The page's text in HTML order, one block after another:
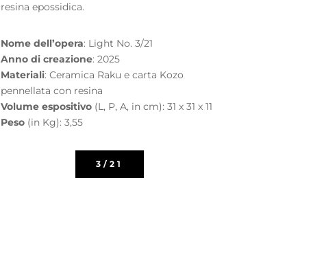
resina epossidica.
Nome dell’opera: Light No. 3/21
Anno di creazione: 2025
Materiali: Ceramica Raku e carta Kozo
pennellata con resina
Volume espositivo(L, P, A, in cm): 31 x 31 x 11
Peso(in Kg): 3,55
3/21